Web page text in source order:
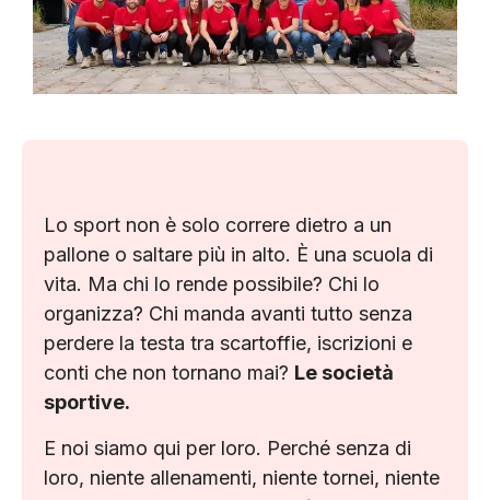
Lo sport non è solo correre dietro a un
pallone o saltare più in alto. È una scuola di
vita. Ma chi lo rende possibile? Chi lo
organizza? Chi manda avanti tutto senza
perdere la testa tra scartoffie, iscrizioni e
conti che non tornano mai? Le società
sportive.
E noi siamo qui per loro. Perché senza di
loro, niente allenamenti, niente tornei, niente